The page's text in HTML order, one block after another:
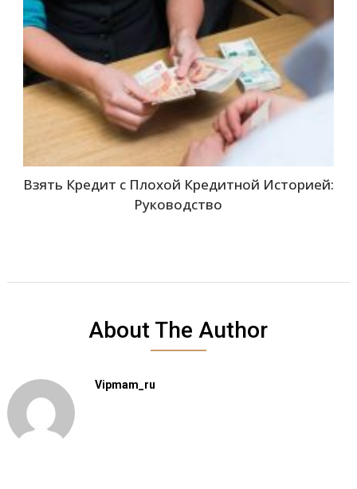
Взять Кредит с Плохой Кредитной Историей:
Руководство
About The Author
Vipmam_ru